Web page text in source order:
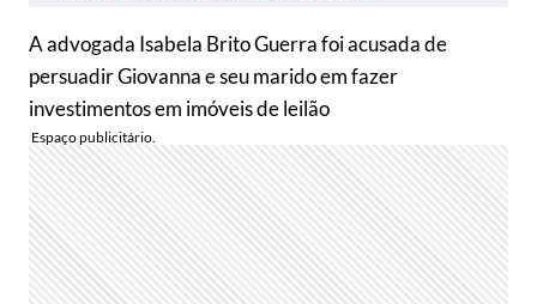
A advogada Isabela Brito Guerra foi acusada de
persuadir Giovanna e seu marido em fazer
investimentos em imóveis de leilão